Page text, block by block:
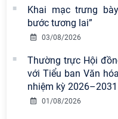
Khai mạc trưng
bước tương lai”
03/08/2026
Thường trực Hội
với Tiểu ban Văn
nhiệm kỳ 2026–2031
01/08/2026
khích tại Cuộc thi chính
nền tảng tư tưởng của
2026
Chi bộ Viện Sử học tổ
chuyên đề: Đẩy mạnh
hành tư tưởng, đạo đức,
pháp, phong cách Hồ